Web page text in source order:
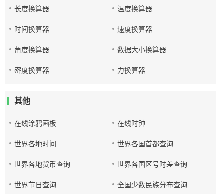
长度换算器 温度换算器
时间换算器 速度换算器
角度换算器 数据大小换算器
密度换算器 力换算器
其他
在线涂鸦画板 在线时钟
世界各地时间 世界各国首都查询
世界各地货币查询 世界各国区号时差查询
世界节日查询 全国少数民族分布查询